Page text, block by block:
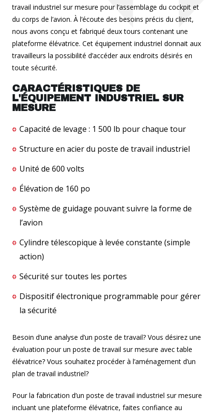
travail industriel sur mesure pour l’assemblage du cockpit et
du corps de l’avion. À l’écoute des besoins précis du client,
nous avons conçu et fabriqué deux tours contenant une
plateforme élévatrice. Cet équipement industriel donnait aux
travailleurs la possibilité d’accéder aux endroits désirés en
toute sécurité.
CARACTÉRISTIQUES DE
L'ÉQUIPEMENT INDUSTRIEL SUR
MESURE
Capacité de levage : 1 500 lb pour chaque tour
Structure en acier du poste de travail industriel
Unité de 600 volts
Élévation de 160 po
Système de guidage pouvant suivre la forme de
l’avion
Cylindre télescopique à levée constante (simple
action)
Sécurité sur toutes les portes
Dispositif électronique programmable pour gérer
la sécurité
Besoin d’une analyse d’un poste de travail? Vous désirez une
évaluation pour un poste de travail sur mesure avec table
élévatrice? Vous souhaitez procéder à l’aménagement d’un
plan de travail industriel?
Pour la fabrication d’un poste de travail industriel sur mesure
incluant une plateforme élévatrice, faites confiance au